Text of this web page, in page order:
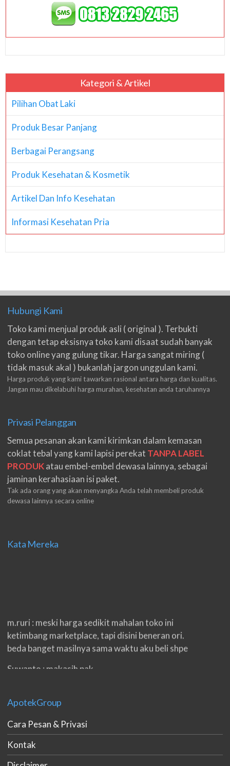
Kategori & Artikel
Pilihan Obat Laki
Produk Besar Panjang
Berbagai Perangsang
Produk Kesehatan & Kosmetik
Artikel Dan Info Kesehatan
Informasi Kesehatan Pria
Hubungi Kami
Toko kami menjual produk asli ( original ). Terbukti
dengan tetap eksisnya toko kami disaat sudah banyak
toko online yang gulung tikar. Harga sangat miring (
tidak masuk akal ) bukanlah jargon unggulan kami.
Harga produk yang kami tawarkan rasional antara harga dan kualitas.
Jangan mau dikelabuhi harga murahan, kesehatan anda taruhannya
Privasi Pelanggan
Semua pesanan akan kami kirimkan dalam kemasan
coklat tebal yang kami lapisi perekat TANPA LABEL
PRODUKatau embel-embel dewasa lainnya, sebagai
jaminan kerahasiaan isi paket.
Tak ada orang yang akan menyangka Anda telah membeli produk
dewasa lainnya secara online
Kata Mereka
m.ruri : meski harga sedikit mahalan toko ini
ketimbang marketplace, tapi disini beneran ori.
beda banget masilnya sama waktu aku beli shpe
Suwanto : makasih pak.
double. beneran sama sekali tidak ada nama
eko padang : ko brang udh sampek, kan bru 2 hri
gan. cpet bgt
ApotekGroup
Cara Pesan & Privasi
Kontak